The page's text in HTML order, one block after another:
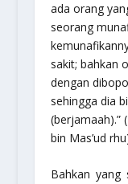
ada orang
seorang
sakit; bahkan
dengan
sehingga dia
(berjamaah).”
bin Mas’ud
Bahkan yang